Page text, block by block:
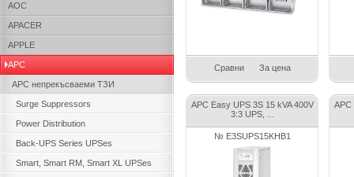
AOC
APACER
APPLE
APC
APC непрекъсваеми ТЗИ
Surge Suppressors
Power Distribution
Back-UPS Series UPSes
Smart, Smart RM, Smart XL UPSes
Сравни За цена
APC Easy UPS 3S 15 kVA 400V
3:3 UPS, ...
№ E3SUPS15KHB1
APC